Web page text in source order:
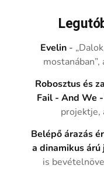
Evelin -
Robosztus és
Fail - And We
projektje,
Belépő árazás
a dinamikus
is